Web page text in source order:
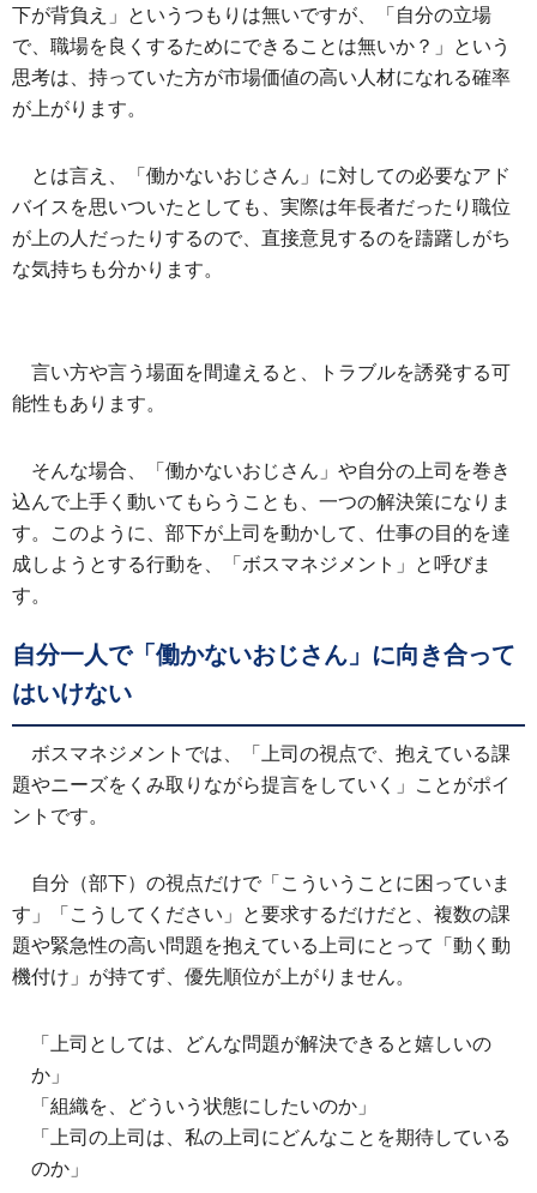
下が背負え」というつもりは無いですが、「自分の立場
で、職場を良くするためにできることは無いか？」という
思考は、持っていた方が市場価値の高い人材になれる確率
が上がります。
とは言え、「働かないおじさん」に対しての必要なアド
バイスを思いついたとしても、実際は年長者だったり職位
が上の人だったりするので、直接意見するのを躊躇しがち
な気持ちも分かります。
言い方や言う場面を間違えると、トラブルを誘発する可
能性もあります。
そんな場合、「働かないおじさん」や自分の上司を巻き
込んで上手く動いてもらうことも、一つの解決策になりま
す。このように、部下が上司を動かして、仕事の目的を達
成しようとする行動を、「ボスマネジメント」と呼びま
す。
自分一人で「働かないおじさん」に向き合って
はいけない
ボスマネジメントでは、「上司の視点で、抱えている課
題やニーズをくみ取りながら提言をしていく」ことがポイ
ントです。
自分（部下）の視点だけで「こういうことに困っていま
す」「こうしてください」と要求するだけだと、複数の課
題や緊急性の高い問題を抱えている上司にとって「動く動
機付け」が持てず、優先順位が上がりません。
「上司としては、どんな問題が解決できると嬉しいの
か」
「組織を、どういう状態にしたいのか」
「上司の上司は、私の上司にどんなことを期待している
のか」